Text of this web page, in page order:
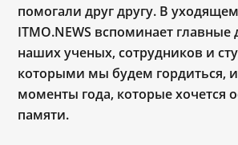
помогали друг другу. В
ITMO.NEWS вспоминает главные
наших ученых, сотрудников и
которыми мы будем гордиться,
моменты года, которые хочется
памяти.